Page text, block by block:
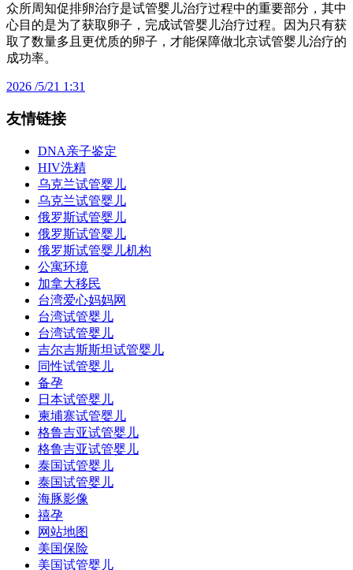
众所周知促排卵治疗是试管婴儿治疗过程中的重要部分，其中
心目的是为了获取卵子，完成试管婴儿治疗过程。因为只有获
取了数量多且更优质的卵子，才能保障做北京试管婴儿治疗的
成功率。
2026 /5/21 1:31
友情链接
DNA亲子鉴定
HIV洗精
乌克兰试管婴儿
乌克兰试管婴儿
俄罗斯试管婴儿
俄罗斯试管婴儿
俄罗斯试管婴儿机构
公寓环境
加拿大移民
台湾爱心妈妈网
台湾试管婴儿
台湾试管婴儿
吉尔吉斯斯坦试管婴儿
同性试管婴儿
备孕
日本试管婴儿
柬埔寨试管婴儿
格鲁吉亚试管婴儿
格鲁吉亚试管婴儿
泰国试管婴儿
泰国试管婴儿
海豚影像
禧孕
网站地图
美国保险
美国试管婴儿